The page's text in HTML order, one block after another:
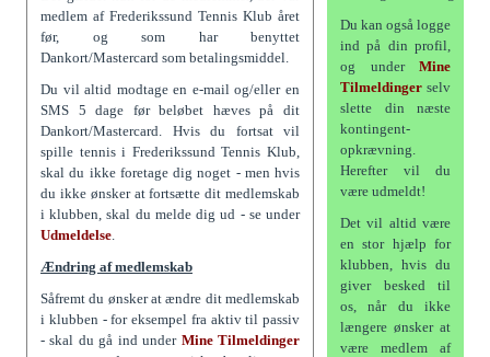
medlem af Frederikssund Tennis Klub året
før, og som har benyttet
Dankort/Mastercard som betalingsmiddel.
Du vil altid modtage en e-mail og/eller en
SMS 5 dage før beløbet hæves på dit
Dankort/Mastercard. Hvis du fortsat vil
spille tennis i Frederikssund Tennis Klub,
skal du ikke foretage dig noget - men hvis
du ikke ønsker at fortsætte dit medlemskab
i klubben, skal du melde dig ud - se under
Udmeldelse.
Ændring af medlemskab
Såfremt du ønsker at ændre dit medlemskab
i klubben - for eksempel fra aktiv til passiv
- skal du gå ind under Mine Tilmeldinger
Du kan også logge
ind på din profil,
og under Mine
Tilmeldinger selv
slette din næste
kontingent-
opkrævning.
Herefter vil du
være udmeldt!
Det vil altid være
en stor hjælp for
klubben, hvis du
giver besked til
os, når du ikke
længere ønsker at
være medlem af